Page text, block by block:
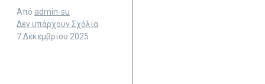
Από admin-su
Δεν υπάρχουν Σχόλια
7 Δεκεμβρίου 2025